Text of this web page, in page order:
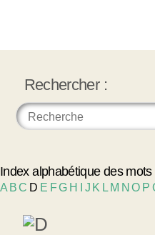
Rechercher :
Index alphabétique des mots
A BC D E FG H J K L M NO P